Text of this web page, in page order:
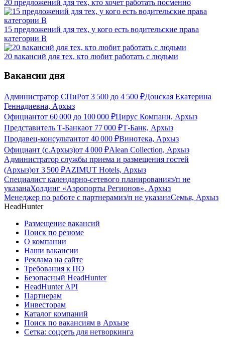
20 предложений для тех, кто хочет работать посменно
15 предложений для тех, у кого есть водительские права
категории В
20 вакансий для тех, кто любит работать с людьми
Вакансии дня
Администратор СПиРот 3 500 до 4 500 ₽Донская Екатерина
Геннадиевна, Архыз
Официантот 60 000 до 100 000 ₽Цирус Компани, Архыз
Представитель Т-Банкаот 77 000 ₽Т-Банк, Архыз
Продавец-консультантот 40 000 ₽Винотека, Архыз
Официант (с.Архыз)от 4 000 ₽Alean Collection, Архыз
Администратор службы приема и размещения гостей
(Архыз)от 3 500 ₽AZIMUT Hotels, Архыз
Специалист календарно-сетевого планированияз/п не
указанаХолдинг «Аэропорты Регионов», Архыз
Менеджер по работе с партнерамиз/п не указанаСемья, Архыз
HeadHunter
Размещение вакансий
Поиск по резюме
О компании
Наши вакансии
Реклама на сайте
Требования к ПО
Безопасный HeadHunter
HeadHunter API
Партнерам
Инвесторам
Каталог компаний
Поиск по вакансиям в Архызе
Сетка: соцсеть для нетворкинга